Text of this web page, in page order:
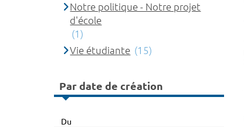
Notre politique - Notre projet
d'école
(1)
Vie étudiante (15)
Par date de création
Du